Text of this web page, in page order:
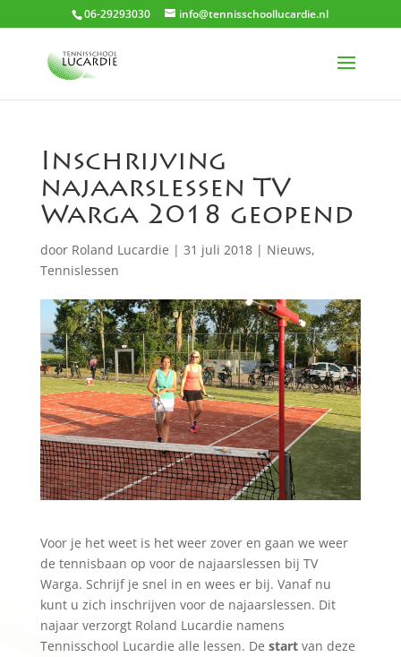
06-29293030 info@tennisschoollucardie.nl
Inschrijving
najaarslessen TV
Warga 2018 geopend
door Roland Lucardie | 31 juli 2018| Nieuws,
Tennislessen
Voor je het weet is het weer zover en gaan we weer
de tennisbaan op voor de najaarslessen bij TV
Warga. Schrijf je snel in en wees er bij. Vanaf nu
kunt u zich inschrijven voor de najaarslessen. Dit
najaar verzorgt Roland Lucardie namens
Tennisschool Lucardie alle lessen. De startvan deze